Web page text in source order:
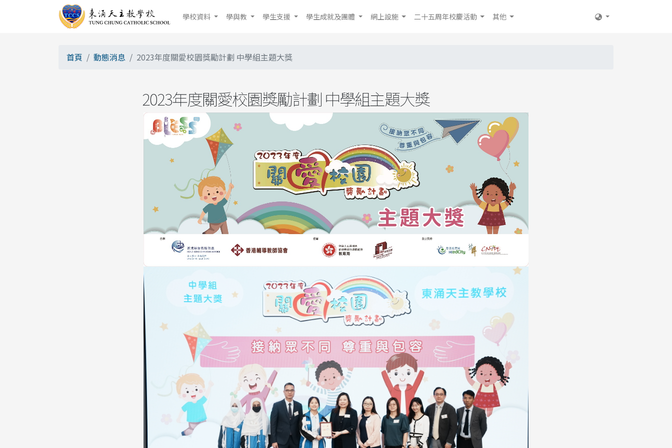
學校資料 學與教 學生支援 學生成就及團體 網上設施 二十五周年校慶活動 其他
首頁 動態消息 2023年度關愛校園獎勵計劃 中學組主題大獎
2023年度關愛校園獎勵計劃 中學組主題大獎